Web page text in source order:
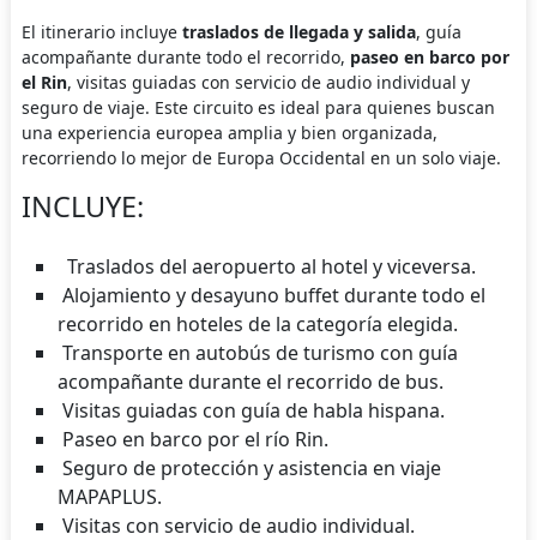
El itinerario incluye traslados de llegada y salida, guía
acompañante durante todo el recorrido, paseo en barco por
el Rin, visitas guiadas con servicio de audio individual y
seguro de viaje. Este circuito es ideal para quienes buscan
una experiencia europea amplia y bien organizada,
recorriendo lo mejor de Europa Occidental en un solo viaje.
INCLUYE:
Traslados del aeropuerto al hotel y viceversa.
Alojamiento y desayuno buffet durante todo el
recorrido en hoteles de la categoría elegida.
Transporte en autobús de turismo con guía
acompañante durante el recorrido de bus.
Visitas guiadas con guía de habla hispana.
Paseo en barco por el río Rin.
Seguro de protección y asistencia en viaje
MAPAPLUS.
Visitas con servicio de audio individual.